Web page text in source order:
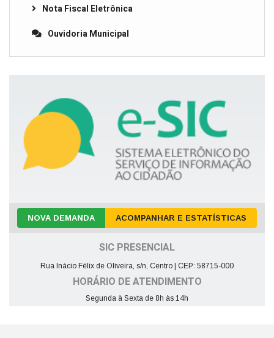
Nota Fiscal Eletrônica
Ouvidoria Municipal
NOVA DEMANDA ACOMPANHAR E ESTATÍSTICAS
SIC PRESENCIAL
Rua Inácio Félix de Oliveira, s/n, Centro | CEP: 58715-000
HORÁRIO DE ATENDIMENTO
Segunda à Sexta de 8h às 14h